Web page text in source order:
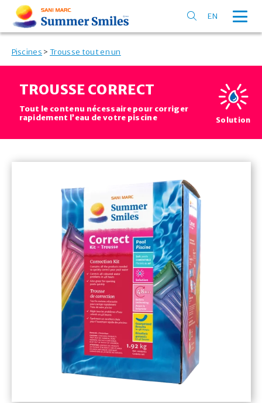
EN
Piscines >Trousse tout en un
TROUSSE CORRECT
Tout le contenu nécessaire pour corriger
rapidement l’eau de votre piscine
Solution